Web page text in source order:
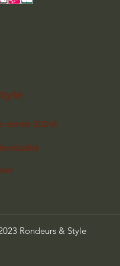
vente (CGV)
Rondeurs & Style